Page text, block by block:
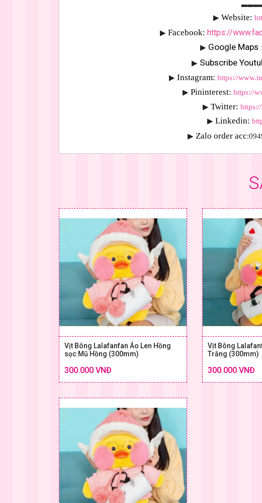
▶ Website:
▶ Facebook: https://
▶ Google Maps :
▶ Subscribe
▶ Instagram: https://
▶ Pininterest: https://
▶ Twitter:
▶ Linkedin:
▶ Zalo order acc
Vịt Bông Lalafanfan Áo Len Hồng
sọc Mũ Hồng (300mm)
300.000 VNĐ
Vịt Bông
Trắng (300mm)
300.000 VNĐ